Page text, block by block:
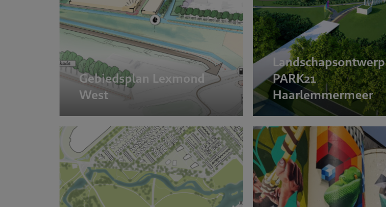
Gebiedsplan Lexmond
West
Landschapsontwerp
PARK21
Haarlemmermeer